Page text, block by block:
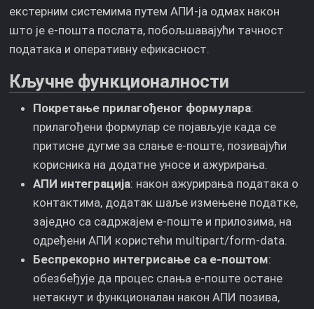
екстерним системима путем АПИ-ја одмах након
што је е-пошта послата, побољшавајући тачност
података и оперативну ефикасност.
Кључне функционалности
Покретање прилагођеног формулара:
прилагођени формулар се појављује када се
притисне дугме за слање е-поште, позивајући
корисника на додатне уносе и ажурирања.
АПИ интеграција: након ажурирања података о
контактима, додатак шаље измењене податке,
заједно са садржајем е-поште и прилозима, на
одређени АПИ користећи multipart/form-data.
Беспрекорно интегрисање са е-поштом:
обезбеђује да процес слања е-поште остане
нетакнут и функционалан након АПИ позива,